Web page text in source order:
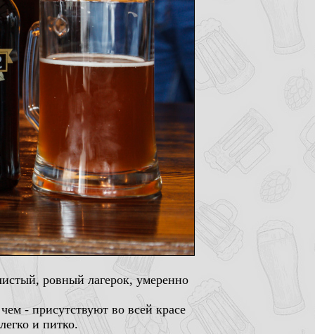
ровный лагерок, умеренно
- присутствуют во всей красе
и питко.